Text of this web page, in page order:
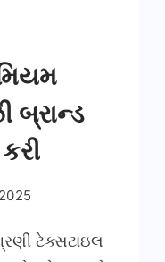
બ્રાન્ડ
ટેક્સટાઇલ